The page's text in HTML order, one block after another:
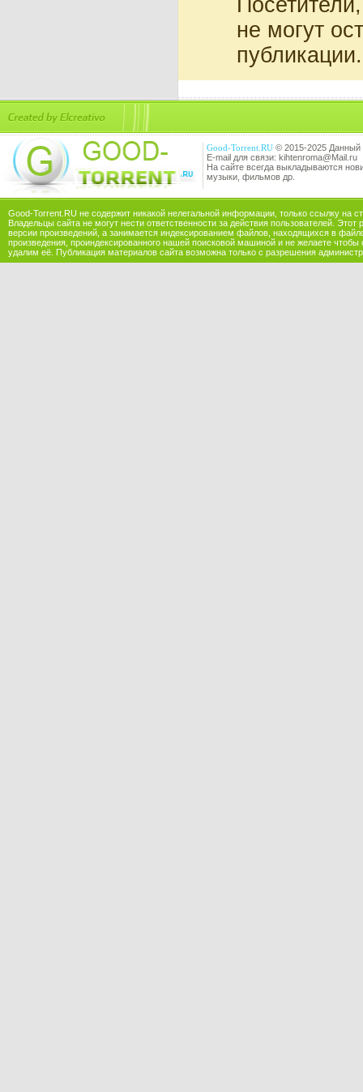
не могут
публикации.
Good-Torrent.RU © 2015-2025 Данный
E-mail для связи: kihtenroma@Mail.ru
На сайте всегда выкладываются
музыки, фильмов др.
Good-Torrent.RU не содержит никакой нелегальной информации, только ссылку на
Владельцы сайта не могут нести ответственности за действия пользователей.
версии произведений, а занимается индексированием файлов, находящихся в
произведения, проиндексированного нашей поисковой машиной и не желаете
удалим её. Публикация материалов сайта возможна только с разрешения